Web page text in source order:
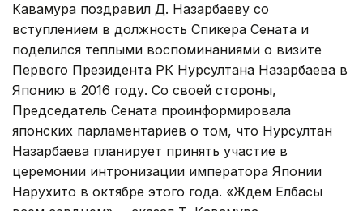
Кавамура поздравил Д. Назарбаеву со
вступлением в должность Спикера Сената и
поделился теплыми воспоминаниями о визите
Первого Президента РК Нурсултана Назарбаева в
Японию в 2016 году. Со своей стороны,
Председатель Сената проинформировала
японских парламентариев о том, что Нурсултан
Назарбаева планирует принять участие в
церемонии интронизации императора Японии
Нарухито в октябре этого года. «Ждем Елбасы